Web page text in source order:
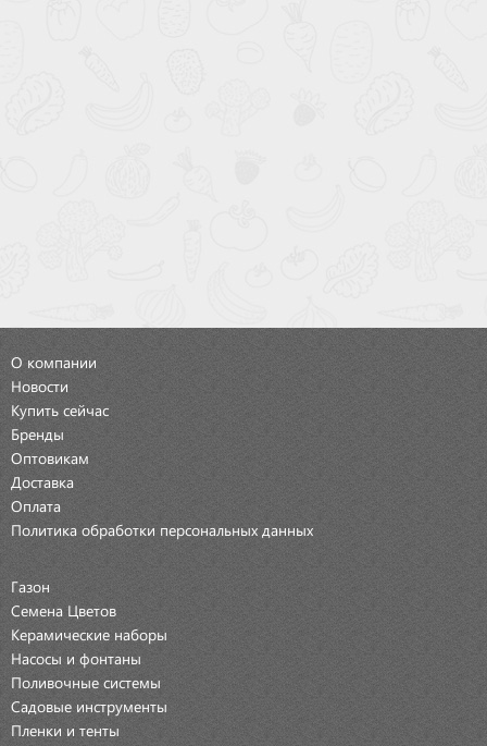
О компании
Новости
Купить сейчас
Бренды
Оптовикам
Доставка
Оплата
Политика обработки персональных данных
Газон
Семена Цветов
Керамические наборы
Насосы и фонтаны
Поливочные системы
Садовые инструменты
Пленки и тенты